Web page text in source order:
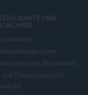
UND
für Restaurants
und Ticketsystem mit